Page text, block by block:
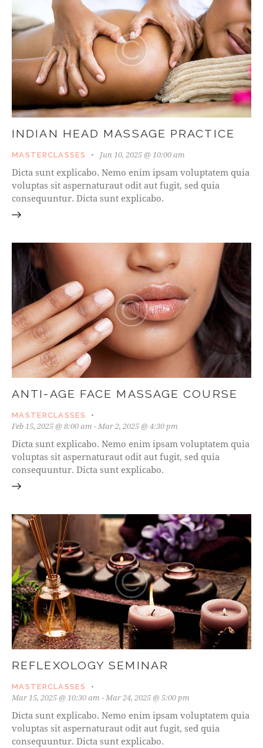
INDIAN HEAD MASSAGE PRACTICE
MASTERCLASSES Jun 10, 2025 @ 10:00 am
Dicta sunt explicabo. Nemo enim ipsam voluptatem quia
voluptas sit aspernaturaut odit aut fugit, sed quia
consequuntur. Dicta sunt explicabo.
ANTI-AGE FACE MASSAGE COURSE
MASTERCLASSES
Feb 15, 2025 @ 8:00 am -Mar 2, 2025 @ 4:30 pm
Dicta sunt explicabo. Nemo enim ipsam voluptatem quia
voluptas sit aspernaturaut odit aut fugit, sed quia
consequuntur. Dicta sunt explicabo.
REFLEXOLOGY SEMINAR
MASTERCLASSES
Mar 15, 2025 @ 10:30 am -Mar 24, 2025 @ 5:00 pm
Dicta sunt explicabo. Nemo enim ipsam voluptatem quia
voluptas sit aspernaturaut odit aut fugit, sed quia
consequuntur. Dicta sunt explicabo.